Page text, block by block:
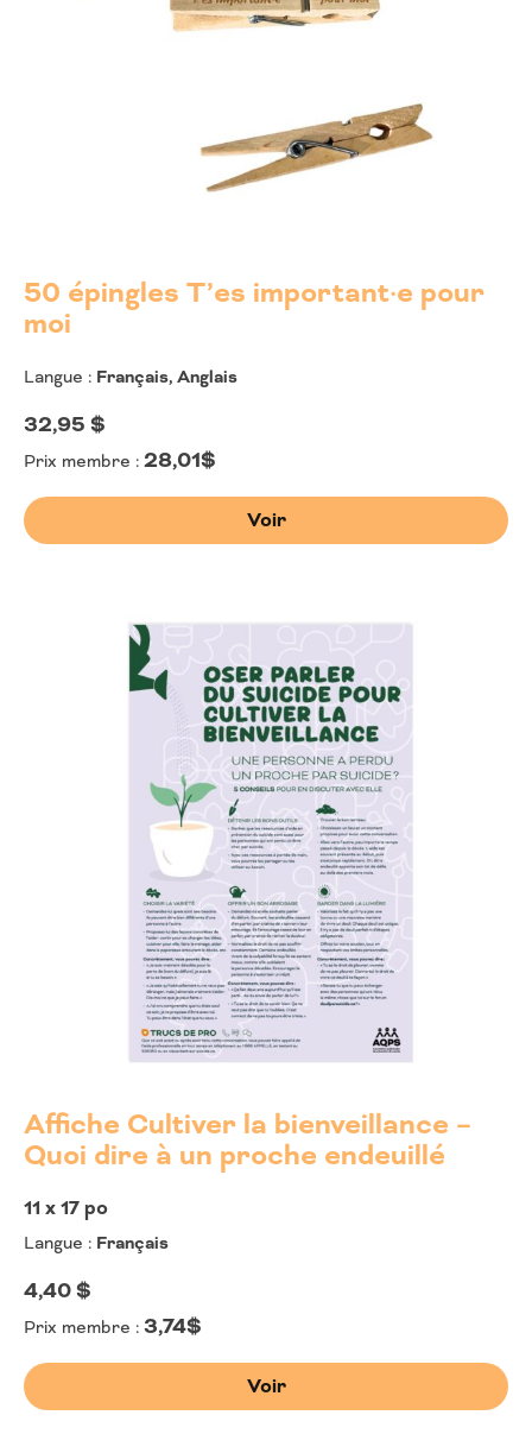
50 épingles T’es important·e pour
moi
Langue : Français, Anglais
32,95 $
Prix membre : 28,01$
Voir
Affiche Cultiver la bienveillance –
Quoi dire à un proche endeuillé
11 x 17 po
Langue : Français
4,40$
Prix membre : 3,74$
Voir